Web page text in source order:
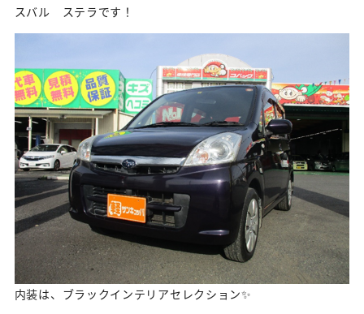
スバル ステラです！
内装は、ブラックインテリアセレクション✨